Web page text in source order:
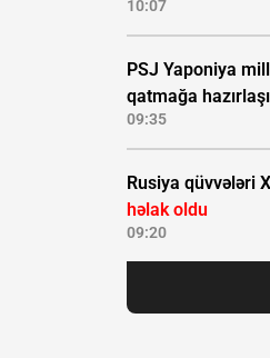
10:07
PSJ Yaponiya
qatmağa
09:35
Rusiya qüvvələri
həlak oldu
09:20